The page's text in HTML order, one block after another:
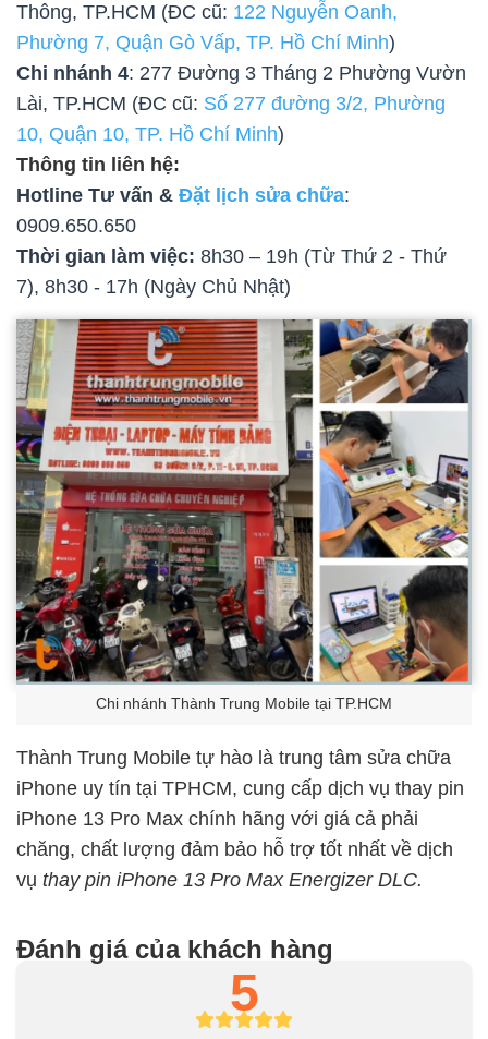
Thông, TP.HCM (ĐC cũ: 122 Nguyễn Oanh,
Phường 7, Quận Gò Vấp, TP. Hồ Chí Minh)
Chi nhánh 4: 277 Đường 3 Tháng 2 Phường Vườn
Lài, TP.HCM (ĐC cũ: Số 277 đường 3/2, Phường
10, Quận 10, TP. Hồ Chí Minh)
Thông tin liên hệ:
Hotline Tư vấn & Đặt lịch sửa chữa:
0909.650.650
Thời gian làm việc: 8h30 – 19h (Từ Thứ 2 - Thứ
7), 8h30 - 17h (Ngày Chủ Nhật)
Chi nhánh Thành Trung Mobile tại TP.HCM
Thành Trung Mobile tự hào là trung tâm sửa chữa
iPhone uy tín tại TPHCM, cung cấp dịch vụ thay pin
iPhone 13 Pro Max chính hãng với giá cả phải
chăng, chất lượng đảm bảo hỗ trợ tốt nhất về dịch
vụ thay pin iPhone 13 Pro Max Energizer DLC.
Đánh giá của khách hàng
5